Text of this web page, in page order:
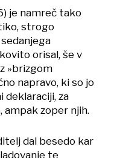
je namreč tako
strogo
orisal, še v
»brizgom
napravo, ki so jo
za
zoper njih.
dal besedo kar
te